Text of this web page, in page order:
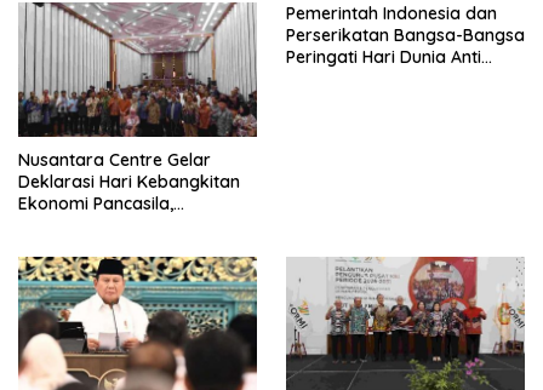
Nusantara Centre Gelar
Deklarasi Hari Kebangkitan
Ekonomi Pancasila,
Penjajahan (Pergolakan
Ekonomi Politik Indonesia) &
Simposium Nasional “Urgensi
Undang-Undang
Perekonomian Nasional dan
Kesejahteraan Sosial dalam
Pemerintah Indonesia dan
Perserikatan Bangsa-Bangsa
Peringati Hari Dunia Anti